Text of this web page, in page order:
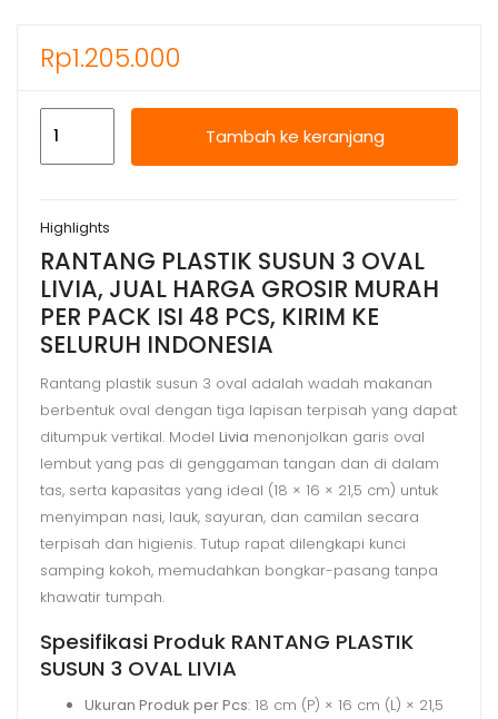
Rp1.205.000
3
OVAL
LIVIA,
JUAL
HARGA
GROSIR
MURAH
Tambah ke keranjang
Highlights
RANTANG PLASTIK SUSUN 3 OVAL
LIVIA, JUAL HARGA GROSIR MURAH
PER PACK ISI 48 PCS, KIRIM KE
SELURUH INDONESIA
Rantang plastik susun 3 oval adalah wadah makanan
berbentuk oval dengan tiga lapisan terpisah yang dapat
ditumpuk vertikal. Model Livia menonjolkan garis oval
lembut yang pas di genggaman tangan dan di dalam
tas, serta kapasitas yang ideal (18 × 16 × 21,5 cm) untuk
menyimpan nasi, lauk, sayuran, dan camilan secara
terpisah dan higienis. Tutup rapat dilengkapi kunci
samping kokoh, memudahkan bongkar-pasang tanpa
khawatir tumpah.
Spesifikasi Produk RANTANG PLASTIK
SUSUN 3 OVAL LIVIA
Ukuran Produk per Pcs: 18 cm (P) × 16 cm (L) × 21,5